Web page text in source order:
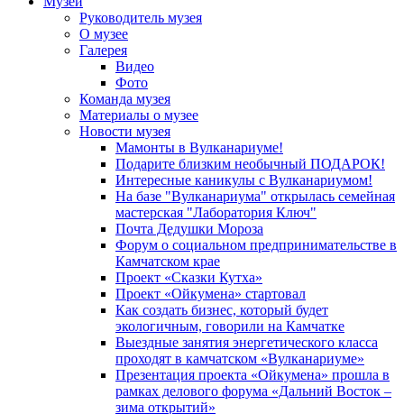
Руководитель музея
О музее
Галерея
Видео
Фото
Команда музея
Материалы о музее
Новости музея
Мамонты в Вулканариуме!
Подарите близким необычный ПОДАРОК!
Интересные каникулы с Вулканариумом!
На базе "Вулканариума" открылась семейная
мастерская "Лаборатория Ключ"
Почта Дедушки Мороза
Форум о социальном предпринимательстве в
Камчатском крае
Проект «Сказки Кутха»
Проект «Ойкумена» стартовал
Как создать бизнес, который будет
экологичным, говорили на Камчатке
Выездные занятия энергетического класса
проходят в камчатском «Вулканариуме»
Презентация проекта «Ойкумена» прошла в
рамках делового форума «Дальний Восток –
зима открытий»